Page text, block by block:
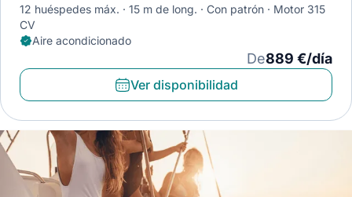
12 huéspedes máx. 15 m de long. Con patrón
Motor 315
CV
Aire acondicionado
De889 €/día
Ver disponibilidad